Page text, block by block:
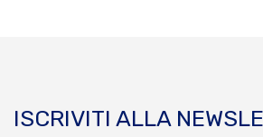
ISCRIVITI ALLA